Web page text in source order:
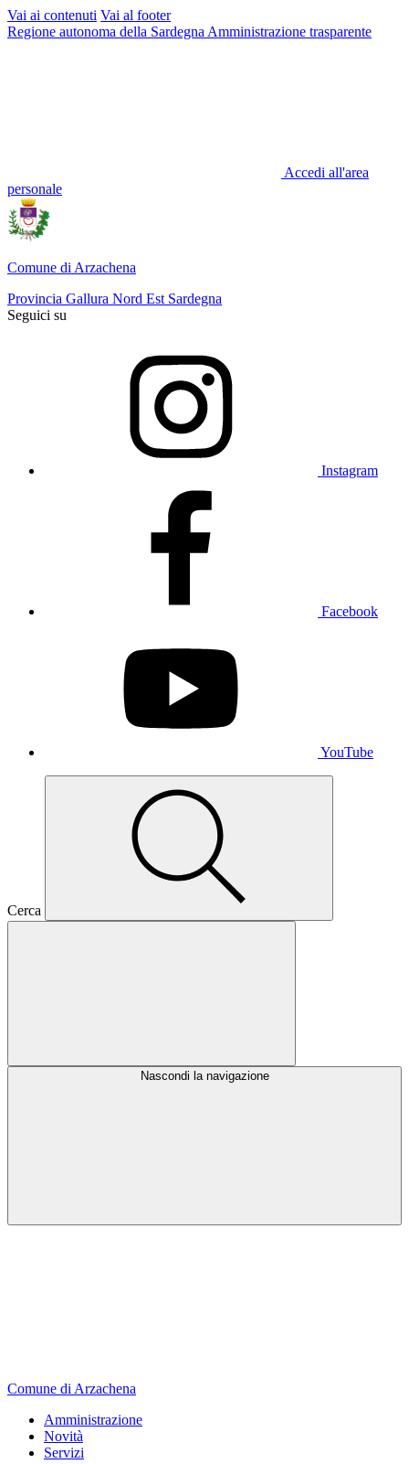
Vai ai contenuti Vai al footer
Regione autonoma della Sardegna Amministrazione trasparente
Accedi all'area
personale
Comune di Arzachena
Provincia Gallura Nord Est Sardegna
Seguici su
Instagram
Facebook
YouTube
Cerca
Nascondi la navigazione
Comune di Arzachena
Amministrazione
Novità
Servizi